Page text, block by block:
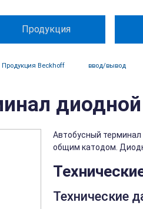
Продукция
Продукция Beckhoff ввод/вывод
Автобусный
общим катодом.
Технические